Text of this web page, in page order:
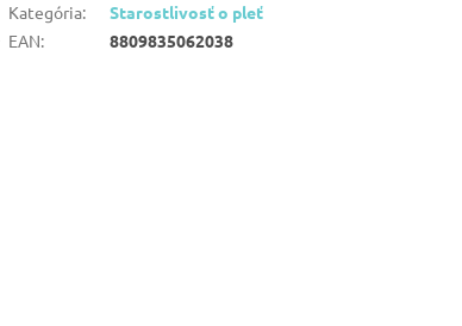
Kategória:
Starostlivosť o pleť
EAN: 8809835062038